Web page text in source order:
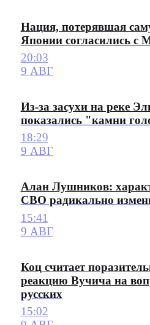
Нация, потерявшая
Японии согласились с
20:03
9 АВГ
Из-за засухи на реке
показались "камни
18:29
9 АВГ
Алан Лушников:
СВО радикально
15:41
9 АВГ
Коц считает
реакцию Вучича на
русских
15:02